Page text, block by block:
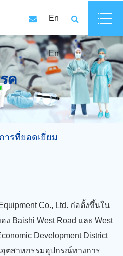
En
En
ค
ารที่ยอดเยี่ยม
Co., Ltd. ก่อตั้งขึ้นใน
Baishi West Road และ West
Development District
ตสาหกรรมอุปกรณ์ทางการ